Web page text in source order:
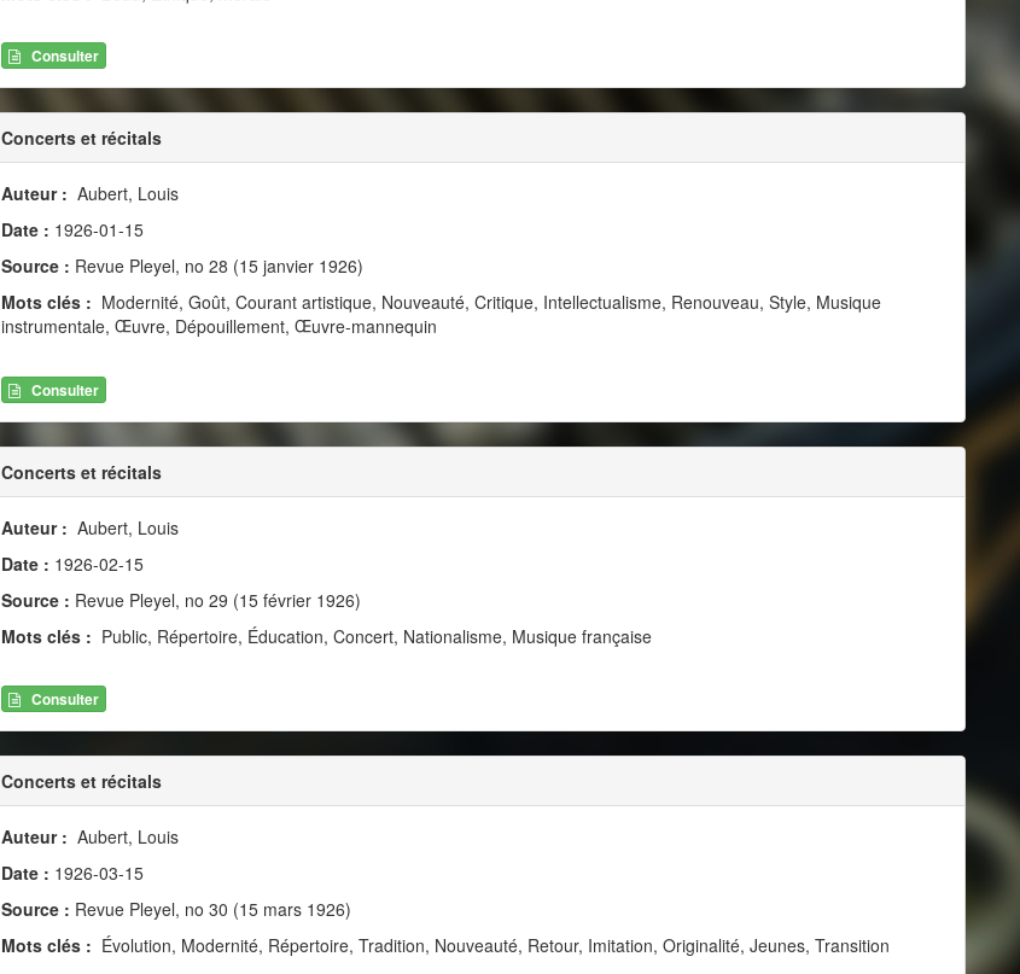
Consulter
Concerts et récitals
Auteur : Aubert, Louis
Date : 1926-01-15
Source : Revue Pleyel, no 28 (15 janvier 1926)
Mots clés : Modernité, Goût, Courant artistique, Nouveauté, Critique, Intellectualisme, Renouveau, Style, Musique
instrumentale, Œuvre, Dépouillement, Œuvre-mannequin
Consulter
Concerts et récitals
Auteur : Aubert, Louis
Date : 1926-02-15
Source : Revue Pleyel, no 29 (15 février 1926)
Mots clés : Public, Répertoire, Éducation, Concert, Nationalisme, Musique française
Consulter
Concerts et récitals
Auteur : Aubert, Louis
Date : 1926-03-15
Source : Revue Pleyel, no 30 (15 mars 1926)
Mots clés : Évolution, Modernité, Répertoire, Tradition, Nouveauté, Retour, Imitation, Originalité, Jeunes, Transition